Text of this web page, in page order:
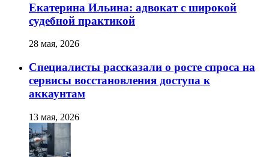
Екатерина Ильина: адвокат с широкой
судебной практикой
28 мая, 2026
Специалисты рассказали о росте спроса на
сервисы восстановления доступа к
аккаунтам
13 мая, 2026